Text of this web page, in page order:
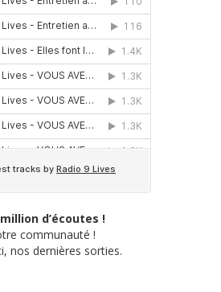
d’écoutes !
communauté !
nos dernières sorties.